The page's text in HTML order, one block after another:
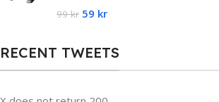
99kr 59 kr
RECENT TWEETS